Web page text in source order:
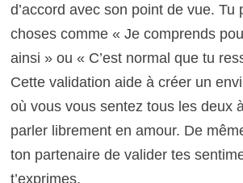
d’accord avec son point de vue. Tu
choses comme « Je comprends
ainsi » ou « C’est normal que tu
Cette validation aide à créer un
où vous vous sentez tous les deux
parler librement en amour. De
ton partenaire de valider tes
t’exprimes.